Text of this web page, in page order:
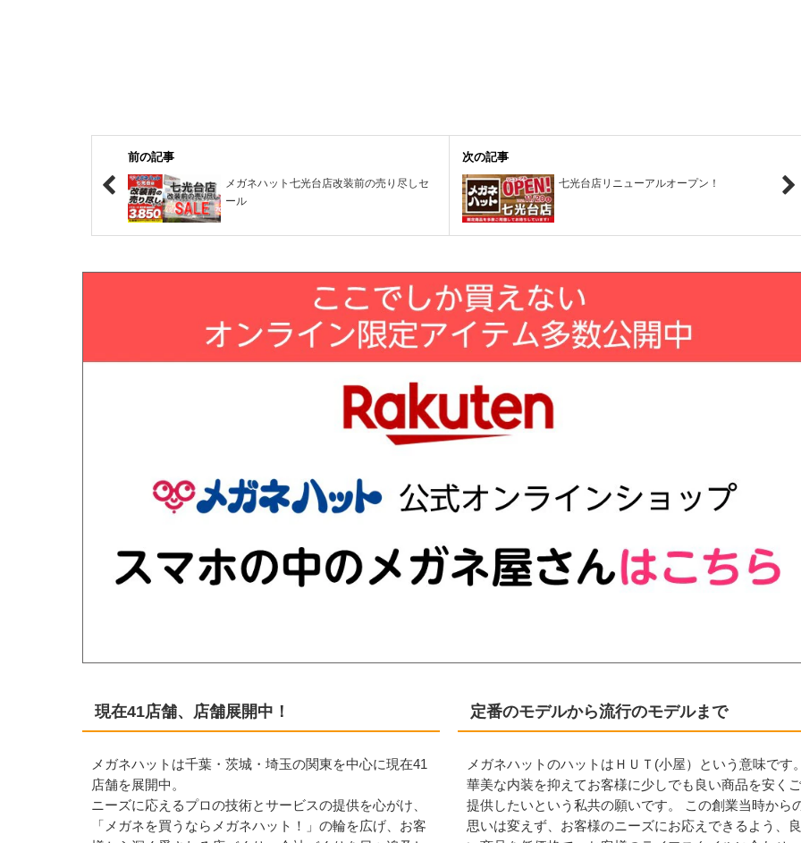
前の記事
メガネハット七光台店改装前の売り尽しセ
ール
次の記事
七光台店リニューアルオープン！
現在41店舗、店舗展開中！
メガネハットは千葉・茨城・埼玉の関東を中心に現在41
店舗を展開中。
ニーズに応えるプロの技術とサービスの提供を心がけ、
「メガネを買うならメガネハット！」の輪を広げ、お客
定番のモデルから流行のモデルまで
メガネハットのハットはＨＵＴ(小屋）という意味です
華美な内装を抑えてお客様に少しでも良い商品を安くご
提供したいという私共の願いです。 この創業当時から
思いは変えず、お客様のニーズにお応えできるよう、良